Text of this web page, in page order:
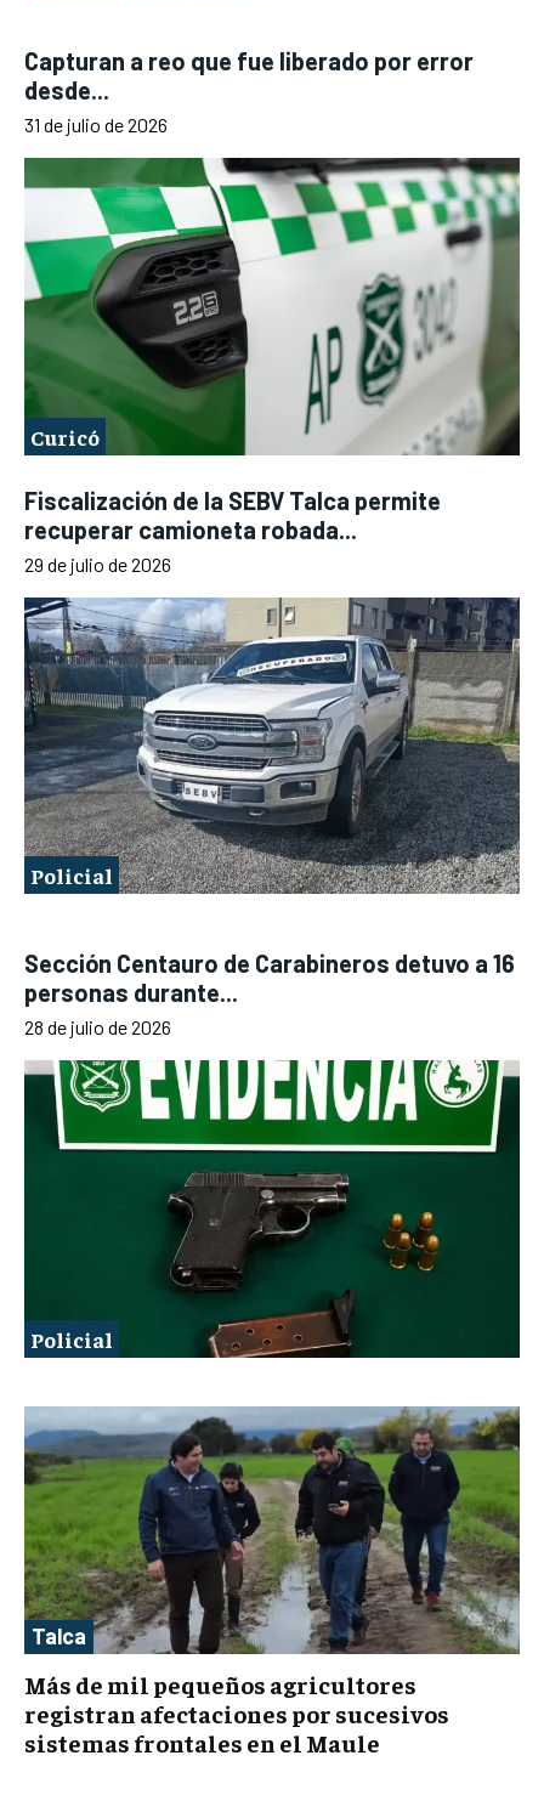
Capturan a reo que fue liberado por error
desde...
31 de julio de 2026
Curicó
Fiscalización de la SEBV Talca permite
recuperar camioneta robada...
29 de julio de 2026
Policial
Sección Centauro de Carabineros detuvo a 16
personas durante...
28 de julio de 2026
Policial
Talca
Más de mil pequeños agricultores
registran afectaciones por sucesivos
sistemas frontales en el Maule